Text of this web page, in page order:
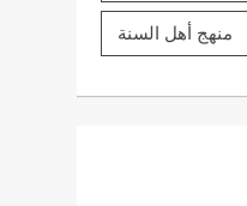
منهج أهل السنة